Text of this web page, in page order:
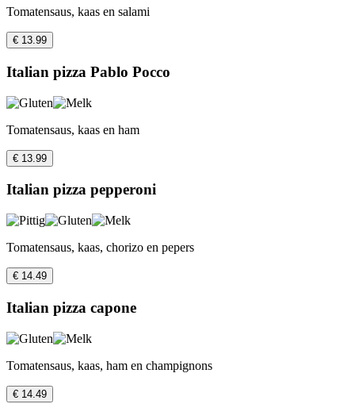
Tomatensaus, kaas en salami
€ 13.99
Italian pizza Pablo Pocco
Tomatensaus, kaas en ham
€ 13.99
Italian pizza pepperoni
Tomatensaus, kaas, chorizo en pepers
€ 14.49
Italian pizza capone
Tomatensaus, kaas, ham en champignons
€ 14.49